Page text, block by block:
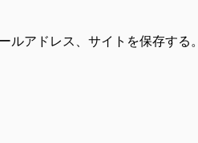
ルアドレス、サイトを保存する。